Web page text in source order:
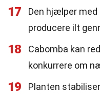
17
Den hjælper
producere ilt
18
Cabomba kan
konkurrere om
19
Planten